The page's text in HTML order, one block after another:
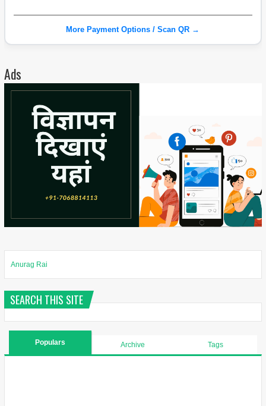
More Payment Options / Scan QR →
Ads
Anurag Rai
SEARCH THIS SITE
Populars Archive Tags